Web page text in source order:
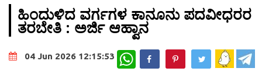
ಹಿಂದುಳಿದ ವರ್ಗಗಳ ಕಾನೂನು ಪದವೀಧರರ
ತರಬೇತಿ : ಅರ್ಜಿ ಆಹ್ವಾನ
04 Jun 2026 12:15:53 WhatsApp